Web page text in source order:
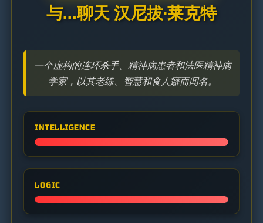
与...聊天 汉尼拔·莱克特
一个虚构的连环杀手、精神病患者和法医精神病
学家，以其老练、智慧和食人癖而闻名。
INTELLIGENCE
LOGIC